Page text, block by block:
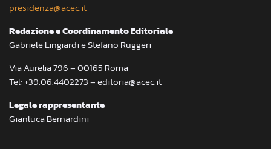
presidenza@acec.it
Redazione e Coordinamento Editoriale
Gabriele Lingiardi e Stefano Ruggeri
Via Aurelia 796 – 00165 Roma
Tel: +39.06.4402273 – editoria@acec.it
Legale rappresentante
Gianluca Bernardini